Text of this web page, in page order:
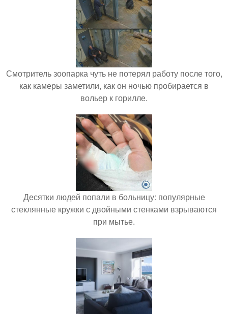
Смотритель зоопарка чуть не потерял работу после того,
как камеры заметили, как он ночью пробирается в
вольер к горилле.
Десятки людей попали в больницу: популярные
стеклянные кружки с двойными стенками взрываются
при мытье.